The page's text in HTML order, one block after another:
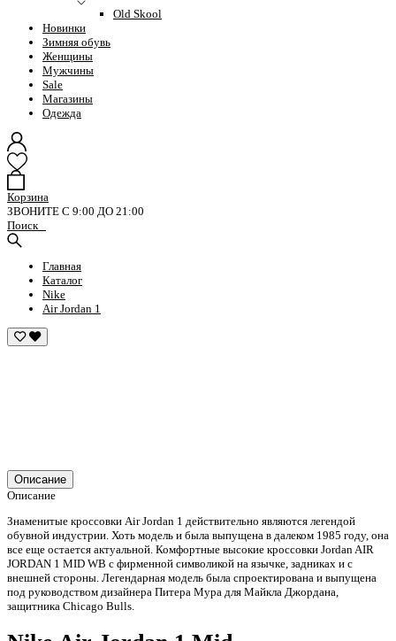
Old Skool
Новинки
Зимняя обувь
Женщины
Мужчины
Sale
Магазины
Одежда
Корзина
ЗВОНИТЕ С 9:00 ДО 21:00
Поиск
Главная
Каталог
Nike
Air Jordan 1
Описание
Описание
Знаменитые кроссовки Air Jordan 1 действительно являются легендой
обувной индустрии. Хоть модель и была выпущена в далеком 1985 году, она
все еще остается актуальной. Комфортные высокие кроссовки Jordan AIR
JORDAN 1 MID WB с фирменной символикой на язычке, задниках и с
внешней стороны. Легендарная модель была спроектирована и выпущена
под руководством дизайнера Питера Мура для Майкла Джордана,
защитника Chicago Bulls.